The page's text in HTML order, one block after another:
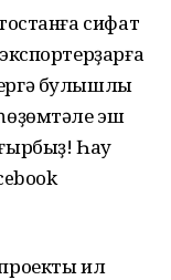
сифат
булышлыҡ
эш
Һау
ил